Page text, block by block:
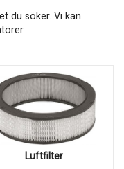
du söker. Vi kan
Luftfilter